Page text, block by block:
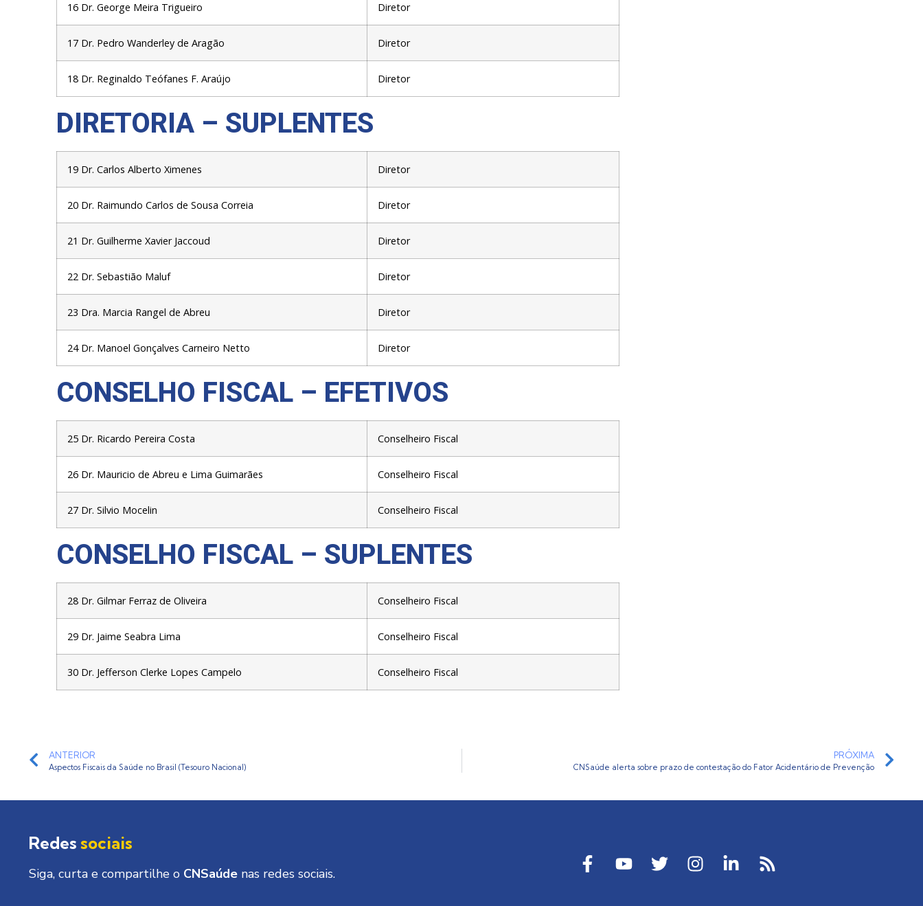
16 Dr. George Meira Trigueiro Diretor
17 Dr. Pedro Wanderley de Aragão Diretor
18 Dr. Reginaldo Teófanes F. Araújo Diretor
DIRETORIA – SUPLENTES
19 Dr. Carlos Alberto Ximenes Diretor
20 Dr. Raimundo Carlos de Sousa Correia Diretor
21 Dr. Guilherme Xavier Jaccoud Diretor
22 Dr. Sebastião Maluf Diretor
23 Dra. Marcia Rangel de Abreu Diretor
24 Dr. Manoel Gonçalves Carneiro Netto Diretor
CONSELHO FISCAL – EFETIVOS
25 Dr. Ricardo Pereira Costa Conselheiro Fiscal
26 Dr. Mauricio de Abreu e Lima Guimarães Conselheiro Fiscal
27 Dr. Silvio Mocelin Conselheiro Fiscal
CONSELHO FISCAL – SUPLENTES
28 Dr. Gilmar Ferraz de Oliveira Conselheiro Fiscal
29 Dr. Jaime Seabra Lima Conselheiro Fiscal
30 Dr. Jefferson Clerke Lopes Campelo Conselheiro Fiscal
ANTERIOR
Aspectos Fiscais da Saúde no Brasil (Tesouro Nacional)
PRÓXIMA
CNSaúde alerta sobre prazo de contestação do Fator Acidentário de Prevenção
Redes sociais
Siga, curta e compartilhe o CNSaúde nas redes sociais.